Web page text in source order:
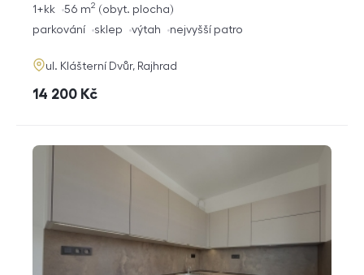
rozměry
dispozice
1+kk obyt. plocha
56 m2
funkce
parkování sklep výtah nejvyšší patro
adresa
ul. Klášterní Dvůr, Rajhrad
cena
14 200 Kč